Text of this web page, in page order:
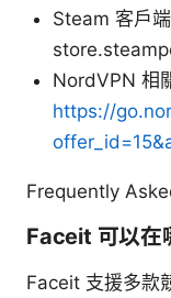
Steam 客戶
NordVPN 相
https://
Frequently
Faceit 可以在
Faceit 支援多款